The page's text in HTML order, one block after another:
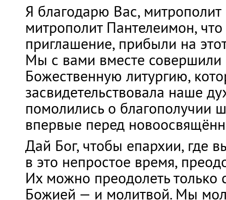
Я благодарю Вас,
митрополит Пантелеимон,
приглашение, прибыли на
Мы с вами вместе совершили
Божественную литургию,
засвидетельствовала наше
помолились о благополучии
впервые перед
Дай Бог, чтобы епархии, где
в это непростое время,
Их можно преодолеть только
Божией — и молитвой. Мы